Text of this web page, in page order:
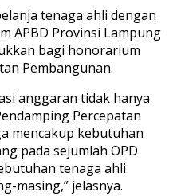
tenaga ahli dengan
APBD Provinsi Lampung
bagi honorarium
Pembangunan.
anggaran tidak hanya
Percepatan
mencakup kebutuhan
pada sejumlah OPD
tenaga ahli
masing,” jelasnya.